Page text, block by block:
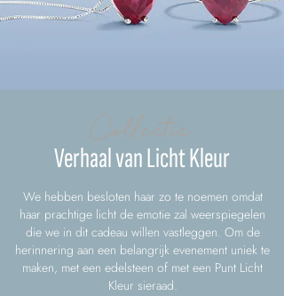
Verhaal van Licht Kleur
We hebben besloten haar zo te noemen omdat
haar prachtige licht de emotie zal weerspiegelen
die we in dit cadeau willen vastleggen. Om de
herinnering aan een belangrijk evenement uniek te
maken, met een edelsteen of met een Punt Licht
Kleur sieraad.